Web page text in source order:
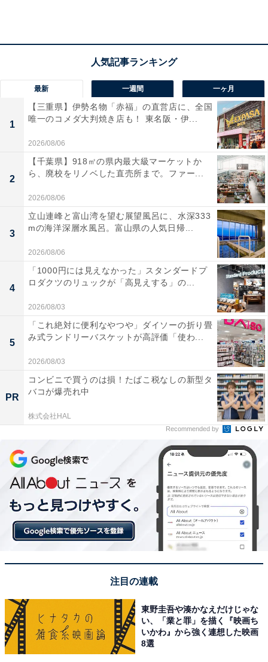
DAZNもJリーグ開幕に向けて広告を展開している（写真：DAZNリリースよ
Jリーグは2017年から26年までの10年間に渡り、J1、
J2、J3リーグをライブストリーミングサービス
『DAZN（ダ・ゾーン）』でライブ配信される。これに
より、『スカパー！』での中継はJ1クラブが出場するリ
ーグカップのみとなった。
地上波ではNHK総合とNHKローカル、クラブがホームタ
ウンを置く各地方局、衛星放送ではNHKBSで放映され
るが、視聴環境の軸足は『ダ・ゾーン』となる。これに
より、Jリーグは10年間で約2100億円の放映権収入を得
る。果たして、その使い道とは…？
クラブへの配分金、賞金などがアップ！
『ダ・ゾーン』の放映権を原資として、Jリーグはクラブ
への分配金や賞金を増額する。年に一度の均等分配金
最新 一週間 一ヶ月
1
【三重県】伊勢名物「赤福」の直営店に、全国
唯一のコメダ大判焼き店も！ 東名阪・伊...
2026/08/06
2
【千葉県】918㎡の県内最大級マーケットか
ら、廃校をリノベした直売所まで。ファー...
2026/08/06
3
立山連峰と富山湾を望む展望風呂に、水深333
mの海洋深層水風呂。富山県の人気日帰...
2026/08/06
4
「1000円には見えなかった」スタンダードプ
ロダクツのリュックが「高見えする」の...
2026/08/03
5
「これ絶対に便利なやつや」ダイソーの折り畳
み式ランドリーバスケットが高評価「使わ...
2026/08/03
PR
コンビニで買うのは損！たばこ税なしの新型タ
バコが爆売れ中
株式会社HAL
Recommended by
注目の連載
東野圭吾や湊かなえだけじゃな
い、「業と罪」を描く『映画ち
いかわ』から強く連想した映画
8選